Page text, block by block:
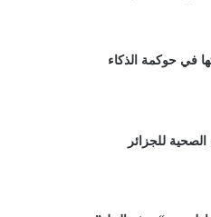
في حوكمة الذكاء
للجزائر